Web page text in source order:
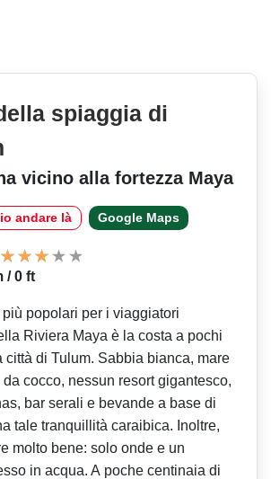
spiaggia di
vicino alla fortezza Maya
andare là Google Maps
/ 0 ft
popolari per i viaggiatori
Riviera Maya è la costa a pochi
città di Tulum. Sabbia bianca, mare
cocco, nessun resort gigantesco,
bar serali e bevande a base di
tale tranquillità caraibica. Inoltre,
molto bene: solo onde e un
in acqua. A poche centinaia di